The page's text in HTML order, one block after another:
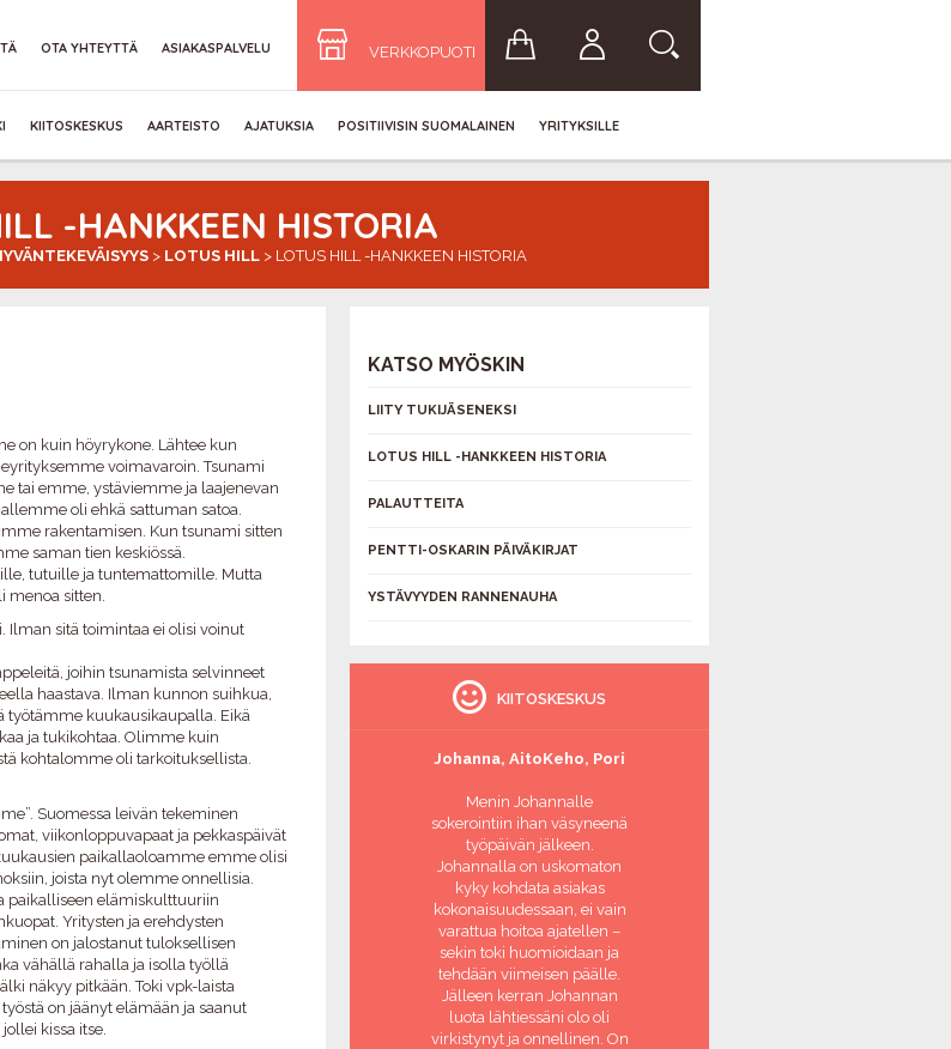
OTA YHTEYTTÄ ASIAKASPALVELU VERKKOPUOTI
KIITOSKESKUS AARTEISTO AJATUKSIA POSITIIVISIN SUOMALAINEN YRITYKSILLE
-HANKKEEN HISTORIA
> LOTUS HILL> LOTUS HILL -HANKKEEN HISTORIA
on kuin höyrykone. Lähtee kun
voimavaroin. Tsunami
tai emme, ystäviemme ja laajenevan
oli ehkä sattuman satoa.
rakentamisen. Kun tsunami sitten
saman tien keskiössä.
tutuille ja tuntemattomille. Mutta
menoa sitten.
sitä toimintaa ei olisi voinut
joihin tsunamista selvinneet
haastava. Ilman kunnon suihkua,
työtämme kuukausikaupalla. Eikä
ja tukikohtaa. Olimme kuin
kohtalomme oli tarkoituksellista.
Suomessa leivän tekeminen
viikonloppuvapaat ja pekkaspäivät
paikallaoloamme emme olisi
joista nyt olemme onnellisia.
paikalliseen elämiskulttuuriin
Yritysten ja erehdysten
on jalostanut tuloksellisen
vähällä rahalla ja isolla työllä
näkyy pitkään. Toki vpk-laista
on jäänyt elämään ja saanut
kissa itse.
KATSO MYÖSKIN
LIITY TUKIJÄSENEKSI
LOTUS HILL -HANKKEEN HISTORIA
PALAUTTEITA
PENTTI-OSKARIN PÄIVÄKIRJAT
YSTÄVYYDEN RANNENAUHA
KIITOSKESKUS
Johanna, AitoKeho, Pori
Menin Johannalle
sokerointiin ihan väsyneenä
työpäivän jälkeen.
Johannalla on uskomaton
kyky kohdata asiakas
kokonaisuudessaan, ei vain
varattua hoitoa ajatellen –
sekin toki huomioidaan ja
tehdään viimeisen päälle.
Jälleen kerran Johannan
luota lähtiessäni olo oli
virkistynyt ja onnellinen. On